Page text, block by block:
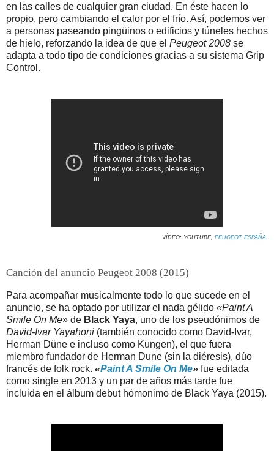
en las calles de cualquier gran ciudad. En éste hacen lo
propio, pero cambiando el calor por el frío. Así, podemos ver
a personas paseando pingüinos o edificios y túneles hechos
de hielo, reforzando la idea de que el Peugeot 2008 se
adapta a todo tipo de condiciones gracias a su sistema Grip
Control.
VÍDEO: YOUTUBE, PEUGEOT ESPAÑA
Canción del anuncio Peugeot 2008 (2015)
Para acompañar musicalmente todo lo que sucede en el
anuncio, se ha optado por utilizar el nada gélido «Paint A
Smile On Me» de Black Yaya, uno de los pseudónimos de
David-Ivar Yayahoni (también conocido como David-Ivar,
Herman Düne e incluso como Kungen), el que fuera
miembro fundador de Herman Dune (sin la diéresis), dúo
francés de folk rock. «Paint A Smile On Me» fue editada
como single en 2013 y un par de años más tarde fue
incluida en el álbum debut hómonimo de Black Yaya (2015).